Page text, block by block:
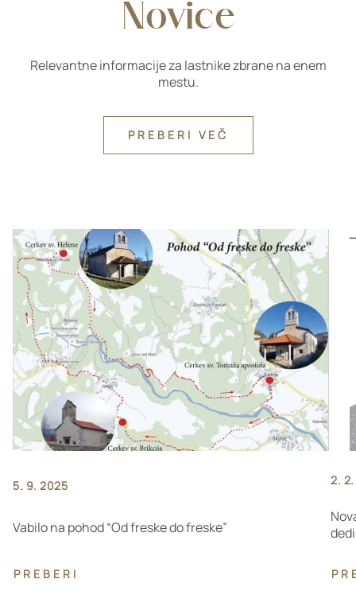
Novice
Relevantne informacije za lastnike zbrane na enem
mestu.
PREBERI VEČ
5. 9. 2025
Vabilo na pohod “Od freske do freske”
PREBERI
2.